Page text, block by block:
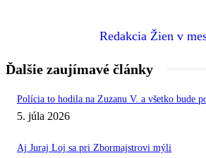
Redakcia Žien v
Ďalšie zaujímavé články
Polícia to hodila na Zuzanu V. a všetko bude
5. júla 2026
Aj Juraj Loj sa pri Zbormajstrovi mýli